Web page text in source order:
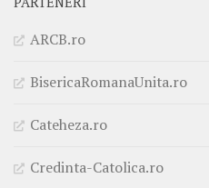
ARCB.ro
BisericaRomanaUnita.ro
Cateheza.ro
Credinta-Catolica.ro